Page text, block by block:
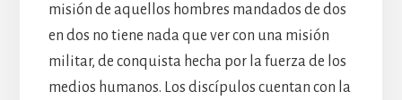
misión de aquellos hombres mandados de dos
en dos no tiene nada que ver con una misión
militar, de conquista hecha por la fuerza de los
medios humanos. Los discípulos cuentan con la